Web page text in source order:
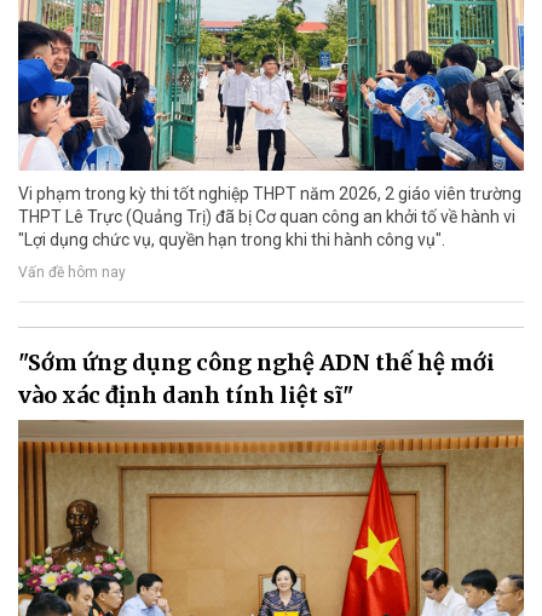
Vi phạm trong kỳ thi tốt nghiệp THPT năm 2026, 2 giáo viên trường
THPT Lê Trực (Quảng Trị) đã bị Cơ quan công an khởi tố về hành vi
"Lợi dụng chức vụ, quyền hạn trong khi thi hành công vụ".
Vấn đề hôm nay
"Sớm ứng dụng công nghệ ADN thế hệ mới
vào xác định danh tính liệt sĩ"